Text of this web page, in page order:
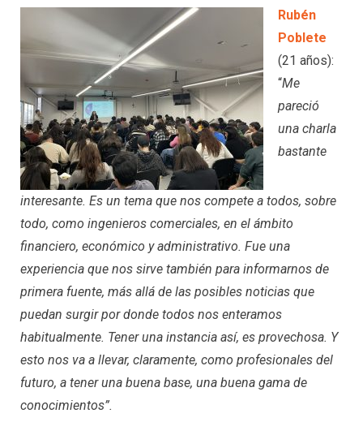
Rubén
Poblete
(21 años):
“Me
pareció
una charla
bastante
interesante. Es un tema que nos compete a todos, sobre
todo, como ingenieros comerciales, en el ámbito
financiero, económico y administrativo. Fue una
experiencia que nos sirve también para informarnos de
primera fuente, más allá de las posibles noticias que
puedan surgir por donde todos nos enteramos
habitualmente. Tener una instancia así, es provechosa. Y
esto nos va a llevar, claramente, como profesionales del
futuro, a tener una buena base, una buena gama de
conocimientos”.